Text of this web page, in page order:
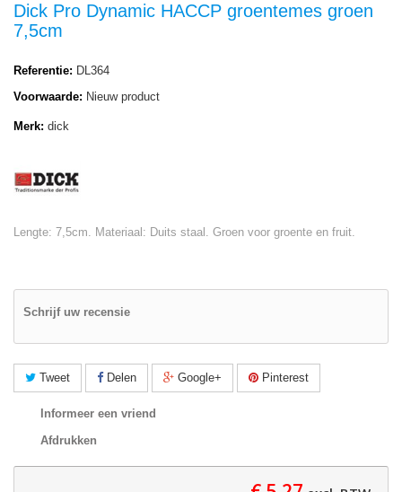
Dick Pro Dynamic HACCP groentemes groen
7,5cm
Referentie: DL364
Voorwaarde: Nieuw product
Merk: dick
Lengte: 7,5cm. Materiaal: Duits staal. Groen voor groente en fruit.
Schrijf uw recensie
Tweet Delen Google+ Pinterest
Informeer een vriend
Afdrukken